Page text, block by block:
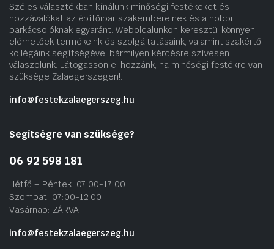
Széles választékban kínálunk minőségi festékeket és
hozzávalókat az építőipar szakembereinek és a hobbi
barkácsolóknak egyaránt. Weboldalunkon keresztül könnyen
elérhetőek termékeink és szolgáltatásaink, valamint szakértő
kollégáink segítségével bármilyen kérdésre szívesen
válaszolunk. Látogasson el hozzánk, ha minőségi festékre van
szüksége Zalaegerszegen!.
info@festekzalaegerszeg.hu
Segítségre van szüksége?
06 92 598 181
Hétfő – Péntek: 07:00-17:00
Szombat: 07:00-12:00
Vasárnap: ZÁRVA
info@festekzalaegerszeg.hu